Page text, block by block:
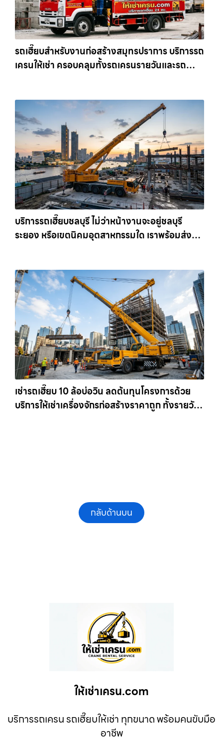
รถเฮี๊ยบสำหรับงานก่อสร้างสมุทรปราการ บริการรถ
เครนให้เช่า ครอบคลุมทั้งรถเครนรายวันและรถ
บริการรถเฮี๊ยบชลบุรี ไม่ว่าหน้างานจะอยู่ชลบุรี
ระยอง หรือเขตนิคมอุตสาหกรรมใด เราพร้อมส่งรถ
เช่ารถเฮี๊ยบ 10 ล้อบ่อวิน ลดต้นทุนโครงการด้วย
บริการให้เช่าเครื่องจักรก่อสร้างราคาถูก ทั้งรายวัน
กลับด้านบน
ให้เช่าเครน.com
บริการรถเครน รถเฮี๊ยบให้เช่า ทุกขนาด พร้อมคนขับมือ
อาชีพ